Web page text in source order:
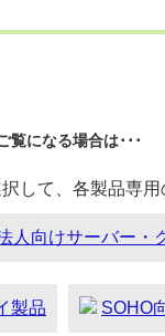
覧になる場合は･･･
して、各製品専
人向けサーバー・
製品 SOHO